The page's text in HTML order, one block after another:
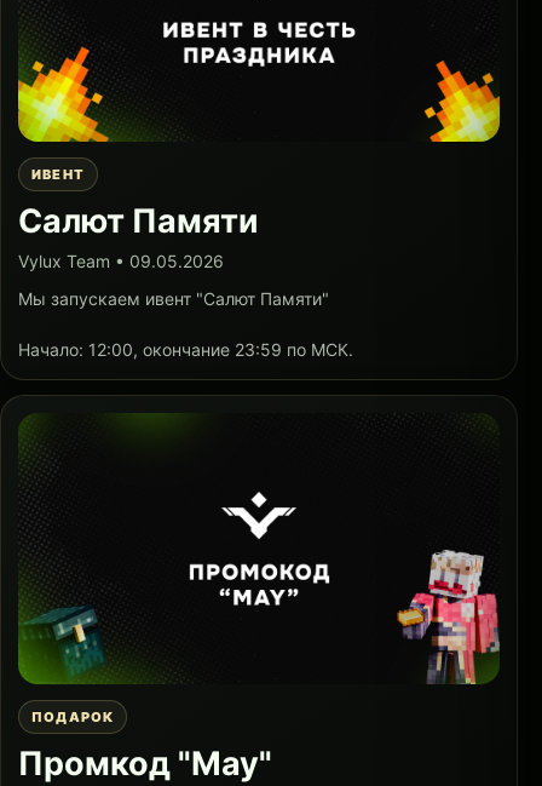
ИВЕНТ
Салют Памяти
Vylux Team • 09.05.2026
Мы запускаем ивент "Салют Памяти"
Начало: 12:00, окончание 23:59 по МСК.
ПОДАРОК
Промкод "May"